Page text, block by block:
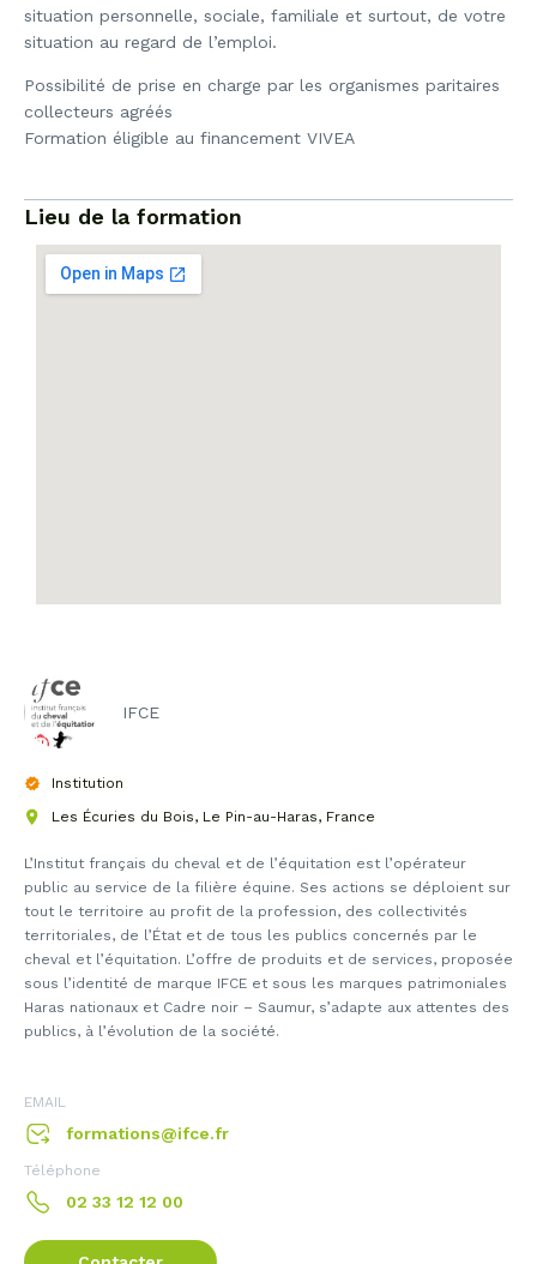
situation personnelle, sociale, familiale et surtout, de votre
situation au regard de l’emploi.
Possibilité de prise en charge par les organismes paritaires
collecteurs agréés
Formation éligible au financement VIVEA
Lieu de la formation
IFCE
Institution
Les Écuries du Bois, Le Pin-au-Haras, France
L’Institut français du cheval et de l’équitation est l’opérateur
public au service de la filière équine. Ses actions se déploient sur
tout le territoire au profit de la profession, des collectivités
territoriales, de l’État et de tous les publics concernés par le
cheval et l’équitation. L’offre de produits et de services, proposée
sous l’identité de marque IFCE et sous les marques patrimoniales
Haras nationaux et Cadre noir – Saumur, s’adapte aux attentes des
publics, à l’évolution de la société.
EMAIL
formations@ifce.fr
Téléphone
02 33 12 12 00